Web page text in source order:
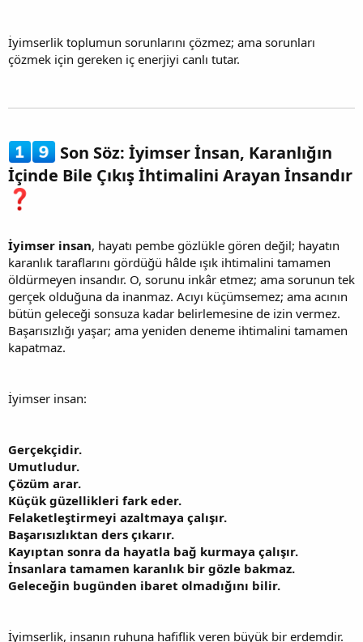
İyimserlik toplumun sorunlarını çözmez; ama sorunları
çözmek için gereken iç enerjiyi canlı tutar.
Son Söz: İyimser İnsan, Karanlığın
İçinde Bile Çıkış İhtimalini Arayan İnsandır
İyimser insan, hayatı pembe gözlükle gören değil; hayatın
karanlık taraflarını gördüğü hâlde ışık ihtimalini tamamen
öldürmeyen insandır. O, sorunu inkâr etmez; ama sorunun tek
gerçek olduğuna da inanmaz. Acıyı küçümsemez; ama acının
bütün geleceği sonsuza kadar belirlemesine de izin vermez.
Başarısızlığı yaşar; ama yeniden deneme ihtimalini tamamen
kapatmaz.
İyimser insan:
Gerçekçidir.
Umutludur.
Çözüm arar.
Küçük güzellikleri fark eder.
Felaketleştirmeyi azaltmaya çalışır.
Başarısızlıktan ders çıkarır.
Kayıptan sonra da hayatla bağ kurmaya çalışır.
İnsanlara tamamen karanlık bir gözle bakmaz.
Geleceğin bugünden ibaret olmadığını bilir.
İyimserlik, insanın ruhuna hafiflik veren büyük bir erdemdir.